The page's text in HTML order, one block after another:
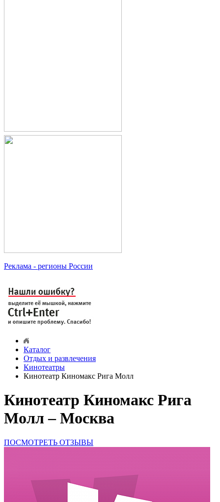
Реклама - регионы России
Каталог
Отдых и развлечения
Кинотеатры
Кинотеатр Киномакс Рига Молл
Кинотеатр Киномакс Рига
Молл – Москва
ПОСМОТРЕТЬ ОТЗЫВЫ